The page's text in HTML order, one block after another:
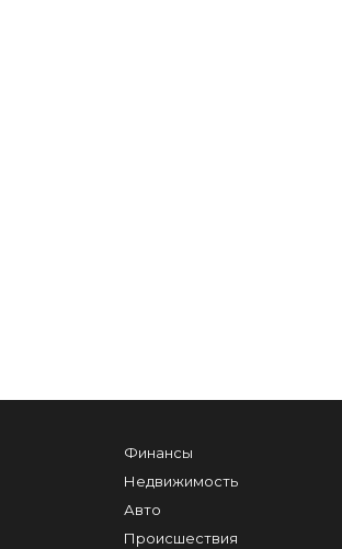
Финансы
Недвижимость
Авто
Происшествия